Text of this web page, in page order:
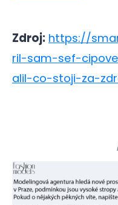
Zdroj: https://
ril-sam-sef-
alil-co-stoji-za-